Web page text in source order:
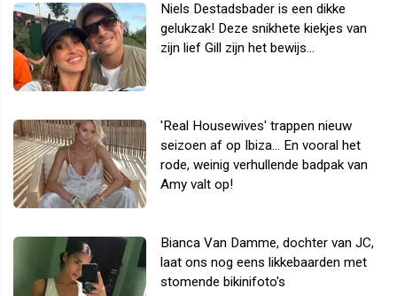
Niels Destadsbader is een dikke
gelukzak! Deze snikhete kiekjes van
zijn lief Gill zijn het bewijs...
'Real Housewives' trappen nieuw
seizoen af op Ibiza... En vooral het
rode, weinig verhullende badpak van
Amy valt op!
Bianca Van Damme, dochter van JC,
laat ons nog eens likkebaarden met
stomende bikinifoto's